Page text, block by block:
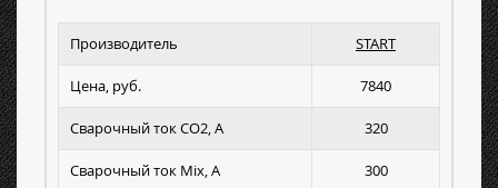
Производитель START
Цена, руб. 7840
Сварочный ток СО2, А 320
Сварочный ток Mix, А 300